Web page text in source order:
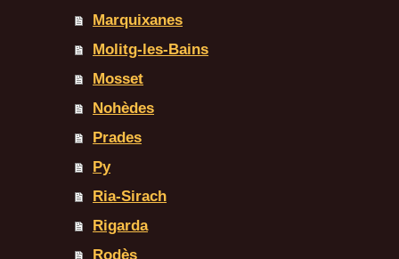
Marquixanes
Molitg-les-Bains
Mosset
Nohèdes
Prades
Py
Ria-Sirach
Rigarda
Rodès